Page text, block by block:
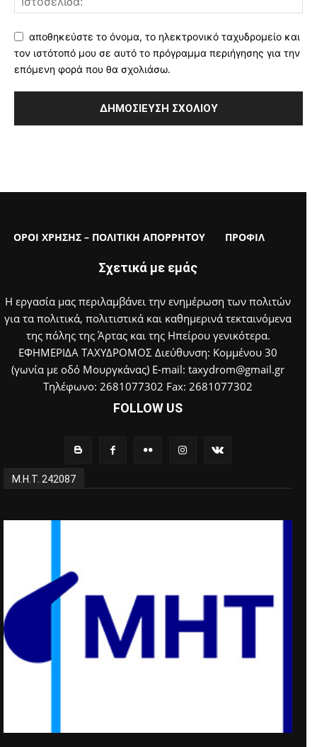
αποθηκεύστε το όνομα, το ηλεκτρονικό ταχυδρομείο και
τον ιστότοπό μου σε αυτό το πρόγραμμα περιήγησης για την
επόμενη φορά που θα σχολιάσω.
ΟΡΟΙ ΧΡΗΣΗΣ – ΠΟΛΙΤΙΚΗ ΑΠΟΡΡΗΤΟΥ ΠΡΟΦΙΛ
Σχετικά με εμάς
Η εργασία μας περιλαμβάνει την ενημέρωση των πολιτών
για τα πολιτικά, πολιτιστικά και καθημερινά τεκταινόμενα
της πόλης της Άρτας και της Ηπείρου γενικότερα.
ΕΦΗΜΕΡΙΔΑ ΤΑΧΥΔΡΟΜΟΣ Διεύθυνση: Κομμένου 30
(γωνία με οδό Μουργκάνας) E-mail: taxydrom@gmail.gr
Τηλέφωνο: 2681077302 Fax: 2681077302
FOLLOW US
Μ.Η.Τ. 242087